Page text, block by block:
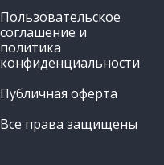
Пользовательское
соглашение и
политика
конфиденциальности
Публичная оферта
Все права защищены